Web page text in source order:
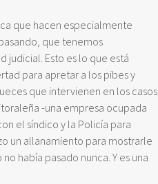
que hacen especialmente
que tenemos
judicial. Esto es lo que está
para apretar a los pibes y
que intervienen en los casos
-una empresa ocupada
el síndico y la Policía para
un allanamiento para mostrarle
había pasado nunca. Y es una